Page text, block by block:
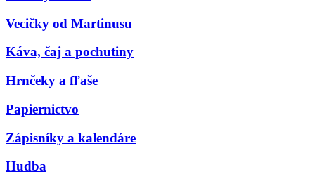
Vecičky od Martinusu
Káva, čaj a pochutiny
Hrnčeky a fľaše
Papiernictvo
Zápisníky a kalendáre
Hudba